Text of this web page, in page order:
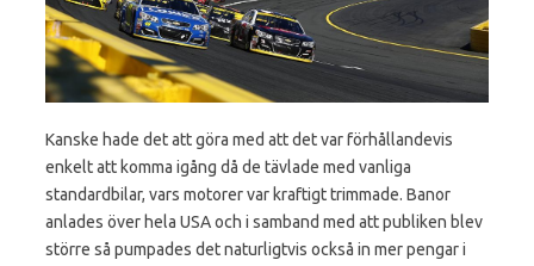
Kanske hade det att göra med att det var förhållandevis
enkelt att komma igång då de tävlade med vanliga
standardbilar, vars motorer var kraftigt trimmade. Banor
anlades över hela USA och i samband med att publiken blev
större så pumpades det naturligtvis också in mer pengar i